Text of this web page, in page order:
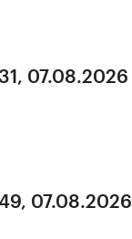
07.08.2026
07.08.2026